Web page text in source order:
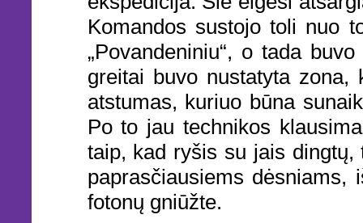
Komandos sustojo toli nuo
„Povandeniniu“, o tada
greitai buvo nustatyta
atstumas, kuriuo būna
Po to jau technikos
taip, kad ryšis su jais
paprasčiausiems
fotonų gniūžte.